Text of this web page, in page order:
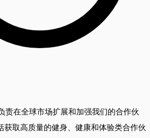
责在全球市场扩展和加强我们的合作伙
获取高质量的健身、健康和体验类合作伙